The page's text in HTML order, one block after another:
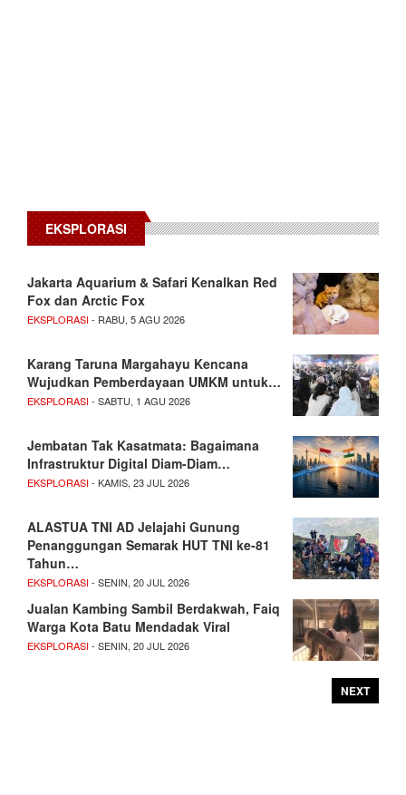
EKSPLORASI
Jakarta Aquarium & Safari Kenalkan Red
Fox dan Arctic Fox
EKSPLORASI- RABU, 5 AGU 2026
Karang Taruna Margahayu Kencana
Wujudkan Pemberdayaan UMKM untuk…
EKSPLORASI- SABTU, 1 AGU 2026
Jembatan Tak Kasatmata: Bagaimana
Infrastruktur Digital Diam-Diam…
EKSPLORASI- KAMIS, 23 JUL 2026
ALASTUA TNI AD Jelajahi Gunung
Penanggungan Semarak HUT TNI ke-81
Tahun…
EKSPLORASI- SENIN, 20 JUL 2026
Jualan Kambing Sambil Berdakwah, Faiq
Warga Kota Batu Mendadak Viral
EKSPLORASI- SENIN, 20 JUL 2026
NEXT